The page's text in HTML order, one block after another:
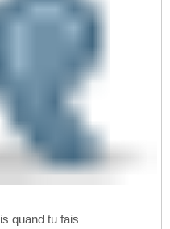
quand tu fais